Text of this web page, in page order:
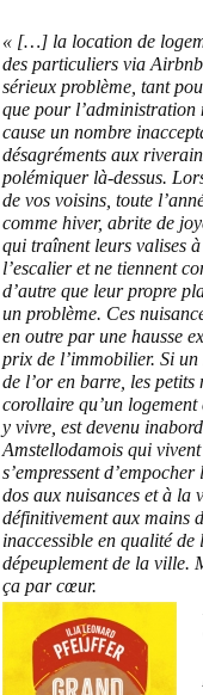
« […] la location de
des particuliers via
sérieux problème, tant
que pour l’administration
cause un nombre
désagréments aux
polémiquer là-dessus.
de vos voisins, toute
comme hiver, abrite de
qui traînent leurs valises
l’escalier et ne tiennent
d’autre que leur propre
un problème. Ces
en outre par une hausse
prix de l’immobilier. Si
de l’or en barre, les
corollaire qu’un
y vivre, est devenu
Amstellodamois qui
s’empressent
dos aux nuisances et à la
définitivement aux mains
inaccessible en qualité
dépeuplement de la ville.
ça par cœur.